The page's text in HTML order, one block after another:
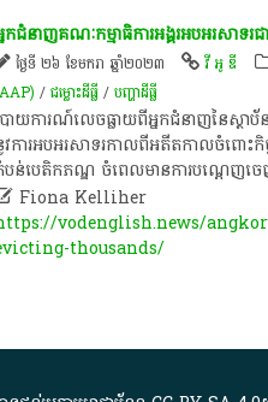
កជំនាញ​គណៈកម្មាធិការ​អង្គរ​អបអរសាទ
ថ្ងៃទី ២៦ ខែមករា ឆ្នាំ២០២៣ វី អូ ឌី
/ជម្លោះ​ដីធ្លី/បញ្ហា​ដី​ធ្លី​
ាយការណ៍​លេច​ធ្លាយ​ពី​អ្នកជំនាញ​នៃ​ស្ថាប័
ការ​អបអរសាទរ​កាលពី​អតីតកាល​ចំពោះ​កិ
បន់​បេតិកភណ្ឌ​ ចំ​ពេល​មានការ​បណ្តេញ
Fiona Kelliher
vodenglish.news/
thousands/